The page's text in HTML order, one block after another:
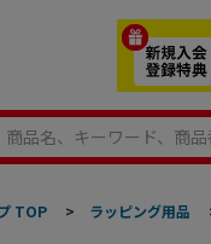
TOP > ラッピング用品